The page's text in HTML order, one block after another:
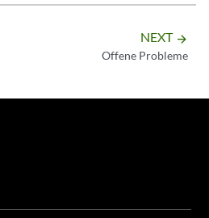
NEXT arrow_forward
Offene Probleme